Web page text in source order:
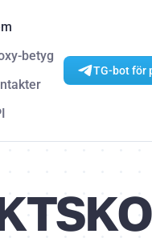
betyg
TG-bot för